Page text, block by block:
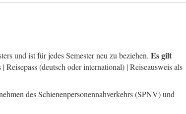
und ist für jedes Semester neu zu beziehen. Es gilt
Reisepass (deutsch oder international) | Reiseausweis als
des Schienenpersonennahverkehrs (SPNV) und